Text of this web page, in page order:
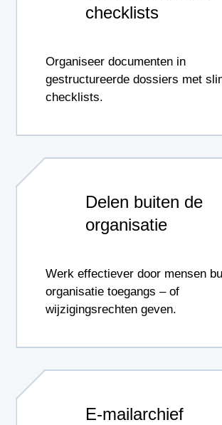
checklists
Organiseer documenten in
gestructureerde dossiers met
checklists.
Delen buiten de
organisatie
Werk effectiever door mensen
organisatie toegangs – of
wijzigingsrechten geven.
E-mailarchief